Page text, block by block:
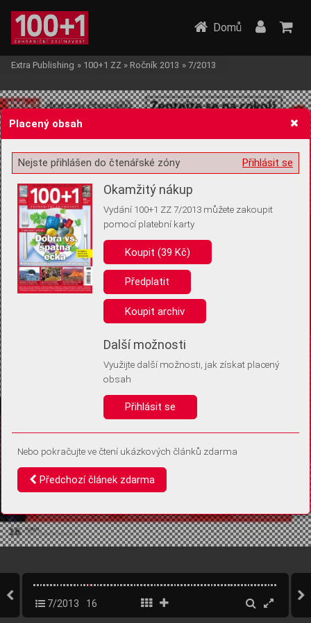
Žádost o souhlas s ukládáním volitelných informací
Pro základní fungování webu nepotřebujeme ukládat žádné informace
(tzv. cookies apod.). Rádi bychom vás ale požádali o souhlas s
uložením volitelných informací:
Anonymní unikátní ID
Díky němu příště poznáme, že se jedná o stejné zařízení, a
Identifikátor je zcela anonymní.
Vaše souhlasy a odmítnutí si ukládáme do vašeho zařízení, abychom se
vás už příště znovu neptali. Můžete je kdykoli později upravit ve Správě
Domů
Extra Publishing » 100+1 ZZ » Ročník 2013 » 7/2013
7/2013 16
Placený obsah
Přihlásit se
Nejste přihlášen do čtenářské zóny
Okamžitý nákup
Vydání 100+1 ZZ 7/2013 můžete zakoupit
pomocí platební karty
Koupit (39 Kč)
Předplatit
Koupit archiv
Další možnosti
Využijte další možnosti, jak získat placený
obsah
Přihlásit se
Nebo pokračujte ve čtení ukázkových článků zdarma
Předchozí článek zdarma